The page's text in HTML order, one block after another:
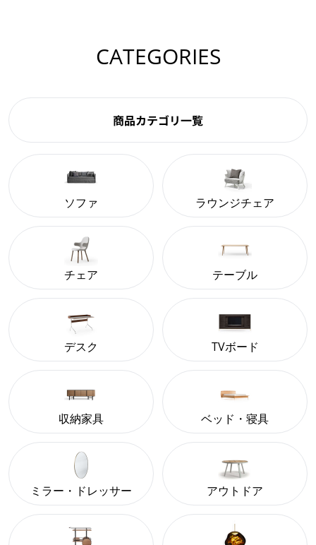
CATEGORIES
商品カテゴリ一覧
ソファ ラウンジチェア
チェア テーブル
デスク TVボード
収納家具 ベッド・寝具
ミラー・ドレッサー アウトドア